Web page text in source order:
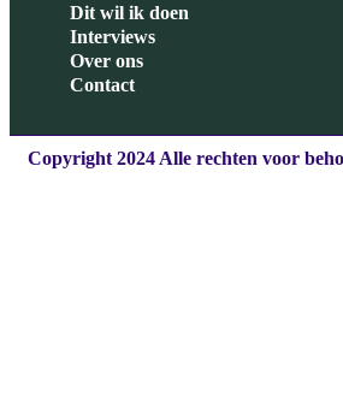
Dit wil ik doen
Interviews
Over ons
Contact
Copyright 2024 Alle rechten voor